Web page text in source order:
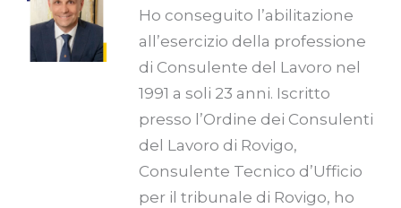
Ho conseguito l’abilitazione
all’esercizio della professione
di Consulente del Lavoro nel
1991 a soli 23 anni. Iscritto
presso l’Ordine dei Consulenti
del Lavoro di Rovigo,
Consulente Tecnico d’Ufficio
per il tribunale di Rovigo, ho